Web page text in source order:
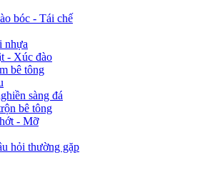
bóc - Tái chế
nhựa
- Xúc đào
bê tông
sàng đá
bê tông
- Mỡ
hỏi thường gặp